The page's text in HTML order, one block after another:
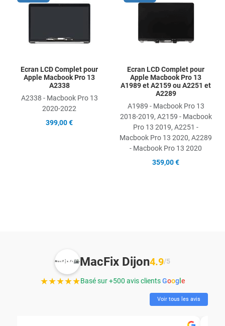
Quick View
Ecran LCD Complet pour
Apple Macbook Pro 13
A2338
A2338 - Macbook Pro 13
2020-2022
399,00 €
Ecran LCD Complet pour
Apple Macbook Pro 13
A1989 et A2159 ou A2251 et
A2289
A1989 - Macbook Pro 13
2018-2019, A2159 - Macbook
Pro 13 2019, A2251 -
Macbook Pro 13 2020, A2289
- Macbook Pro 13 2020
359,00 €
MacFix Dijon4.9/5
★★★★★Basé sur +500 avis clientsGoog e
Voir tous les avis